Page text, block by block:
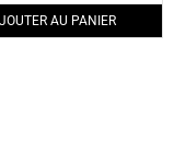
AU PANIER